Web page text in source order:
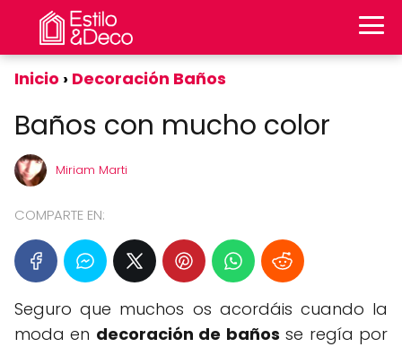
Inicio Decoración Baños
Baños con mucho color
Miriam Marti
COMPARTE EN:
Seguro que muchos os acordáis cuando la
moda en decoración de baños se regía por